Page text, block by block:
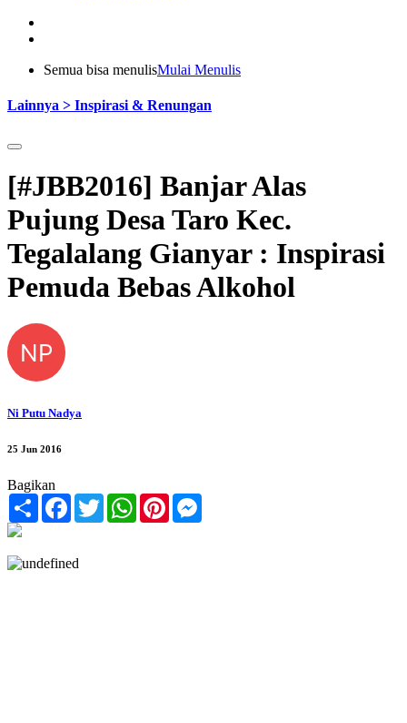
Semua bisa menulisMulai Menulis
Lainnya > Inspirasi & Renungan
[#JBB2016] Banjar Alas
Pujung Desa Taro Kec.
Tegalalang Gianyar : Inspirasi
Pemuda Bebas Alkohol
NP
Ni Putu Nadya
25 Jun 2016
Bagikan
Share FacebookTwitterWhatsApp
Pinterest